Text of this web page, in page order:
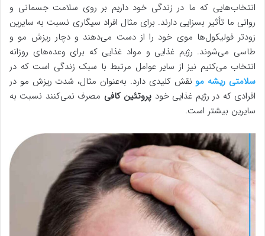
انتخاب‌هایی که ما در زندگی خود داریم بر روی سلامت جسمانی و
روانی ما تأثیر بسزایی دارند. برای مثال افراد سیگاری نسبت به سایرین
زودتر فولیکول‌ها موی خود را از دست می‌دهند و دچار ریزش مو و
طاسی می‌شوند. رژیم غذایی و مواد غذایی که برای وعده‌های روزانه
انتخاب می‌کنیم نیز از سایر عوامل مرتبط با سبک زندگی است که در
سلامتی ریشه مو نقش کلیدی دارد. به‌عنوان مثال، شدت ریزش مو در
افرادی که در رژیم غذایی خود پروتئین کافی مصرف نمی‌کنند نسبت به
سایرین بیشتر است.